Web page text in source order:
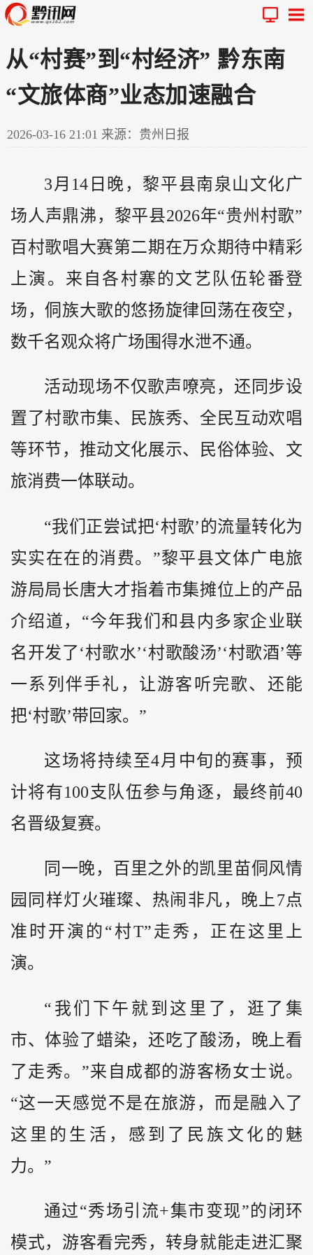
从“村赛”到“村经济” 黔东南
“文旅体商”业态加速融合
2026-03-16 21:01 来源：贵州日报
3月14日晚，黎平县南泉山文化广
场人声鼎沸，黎平县2026年“贵州 村歌”
百村歌唱大赛第二期在万众期待中精彩
上演。来自各村寨的文艺队伍轮番登
场，侗族大歌的悠扬旋律回荡在夜空，
数千名观众将广场围得水泄不通。
活动现场不仅歌声嘹亮，还同步设
置了村歌市集、民族秀、全民互动欢唱
等环节，推动文化展示、民俗体验、文
旅消费一体联动。
“我们正尝试把‘村歌’的流量转化为
实实在在的消费。”黎平县文体广电旅
游局局长唐大才指着市集摊位上的产品
介绍道，“今年我们和县内多家企业联
名开发了‘村歌水’‘村歌酸汤’‘村歌酒’等
一系列伴手礼，让游客听完歌、还能
把‘村歌’带回家。”
这场将持续至4月中旬的赛事，预
计将有100支队伍参与角逐，最终前40
名晋级复赛。
同一晚，百里之外的凯里苗侗风情
园同样灯火璀璨、热闹非凡，晚上7点
准时开演的“村T”走秀，正在这里上
演。
“我们下午就到这里了，逛了集
市、体验了蜡染，还吃了酸汤，晚上看
了走秀。”来自成都的游客杨女士说。
“这一天感觉不是在旅游，而是融入了
这里的生活，感到了民族文化的魅
力。”
通过“秀场引流+集市变现”的闭环
模式，游客看完秀，转身就能走进汇聚